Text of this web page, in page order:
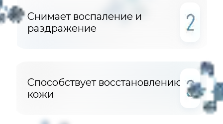
Снимает воспаление и
раздражение
Способствует восстановлению
кожи